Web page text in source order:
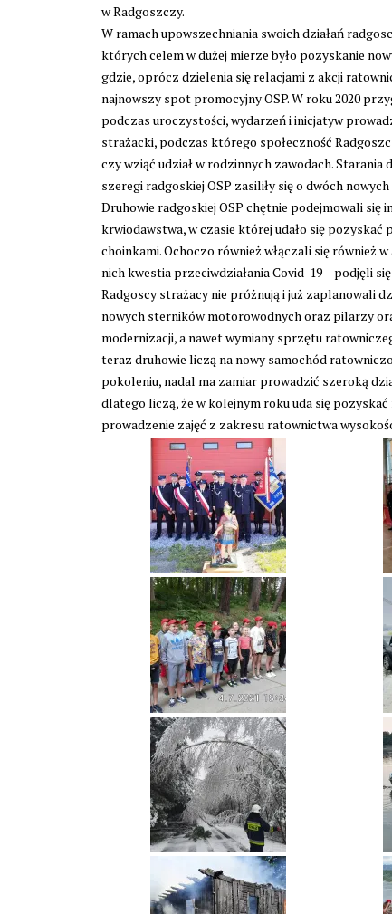
w Radgoszczy.
W ramach upowszechniania swoich działań
których celem w dużej mierze było pozyskanie
gdzie, oprócz dzielenia się relacjami z akcji
najnowszy spot promocyjny OSP. W roku 2020
podczas uroczystości, wydarzeń i inicjatyw
strażacki, podczas którego społeczność
czy wziąć udział w rodzinnych zawodach.
szeregi radgoskiej OSP zasiliły się o dwóch nowych
Druhowie radgoskiej OSP chętnie podejmowali
krwiodawstwa, w czasie której udało się
choinkami. Ochoczo również włączali się również
nich kwestia przeciwdziałania Covid-19 – podjęli
Radgoscy strażacy nie próżnują i już zaplanowali
nowych sterników motorowodnych oraz pilarzy
modernizacji, a nawet wymiany sprzętu
teraz druhowie liczą na nowy samochód
pokoleniu, nadal ma zamiar prowadzić szeroką
dlatego liczą, że w kolejnym roku uda się
prowadzenie zajęć z zakresu ratownictwa